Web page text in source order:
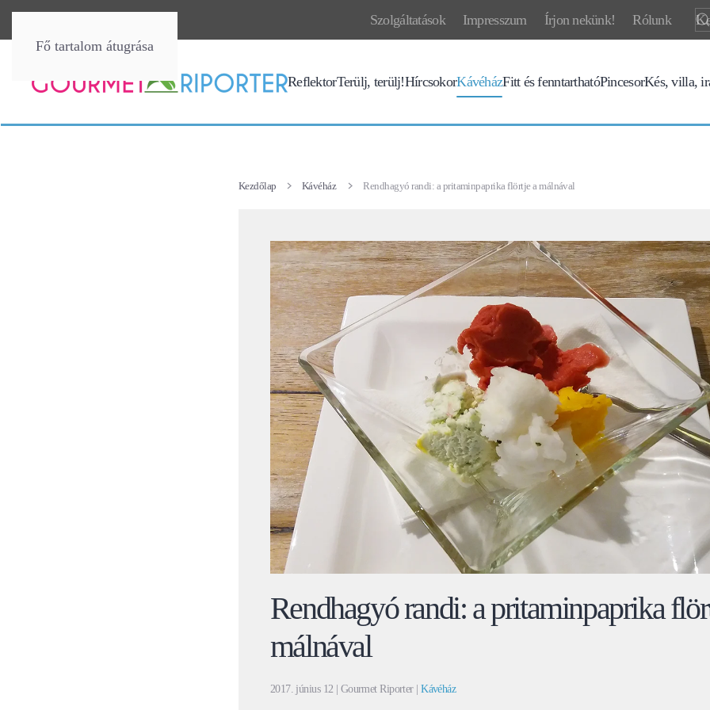
Fő tartalom átugrása
Szolgáltatások Impresszum Írjon nekünk! Rólunk
ReflektorTerülj, terülj!HírcsokorKávéházFitt és fenntarthatóPincesorKés, villa,
Kezdőlap Kávéház Rendhagyó randi: a pritaminpaprika flörtje a málnával
Rendhagyó randi: a pritaminpaprika
málnával
2017. június 12 | Gourmet Riporter |Kávéház